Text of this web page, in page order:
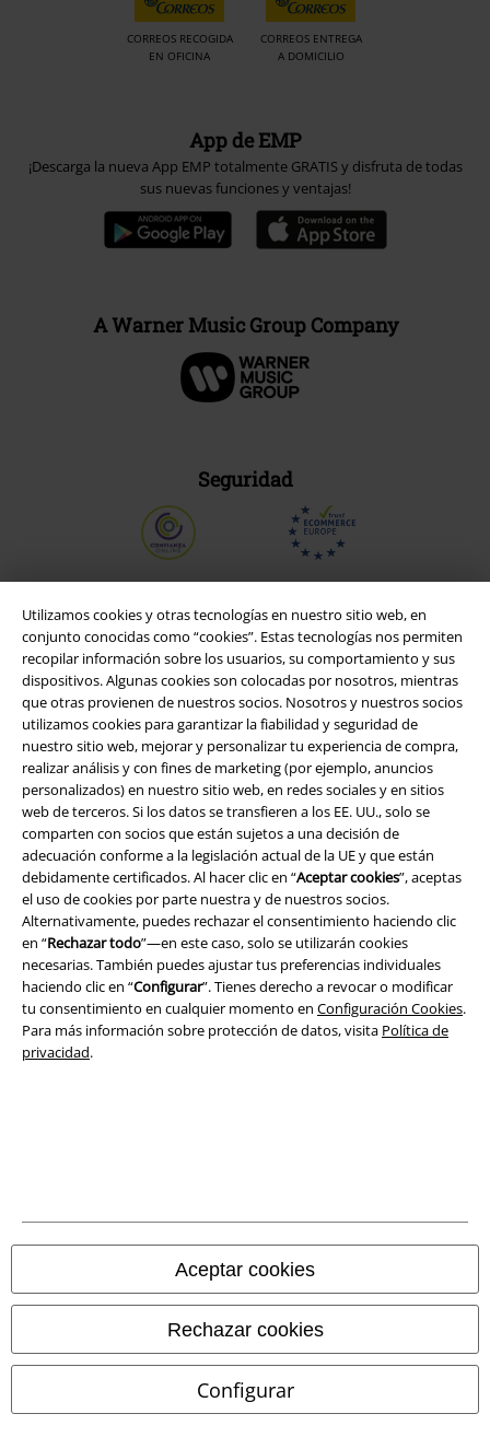
Utilizamos cookies y otras tecnologías en nuestro sitio web, en
conjunto conocidas como “cookies”. Estas tecnologías nos permiten
recopilar información sobre los usuarios, su comportamiento y sus
dispositivos. Algunas cookies son colocadas por nosotros, mientras
que otras provienen de nuestros socios. Nosotros y nuestros socios
utilizamos cookies para garantizar la fiabilidad y seguridad de
nuestro sitio web, mejorar y personalizar tu experiencia de compra,
realizar análisis y con fines de marketing (por ejemplo, anuncios
personalizados) en nuestro sitio web, en redes sociales y en sitios
web de terceros. Si los datos se transfieren a los EE. UU., solo se
comparten con socios que están sujetos a una decisión de
adecuación conforme a la legislación actual de la UE y que están
debidamente certificados. Al hacer clic en “Aceptar cookies”, aceptas
el uso de cookies por parte nuestra y de nuestros socios.
Alternativamente, puedes rechazar el consentimiento haciendo clic
en “Rechazar todo”—en este caso, solo se utilizarán cookies
necesarias. También puedes ajustar tus preferencias individuales
haciendo clic en “Configurar”. Tienes derecho a revocar o modificar
tu consentimiento en cualquier momento en Configuración Cookies.
Para más información sobre protección de datos, visita Política de
privacidad.
Aceptar cookies
Rechazar cookies
Configurar
CORREOS RECOGIDA
EN OFICINA
CORREOS ENTREGA
A DOMICILIO
App de EMP
¡Descarga la nueva App EMP totalmente GRATIS y disfruta de todas
sus nuevas funciones y ventajas!
A Warner Music Group Company
Seguridad
Legal
Términos y Condiciones
Aviso Legal
Ley protección de datos
Eliminación de residuos y protección del medioambiente
Declaración de Conformidad
© 1986-2026 E.M.P. Merchandising HGmbH
Tiendas EMP online